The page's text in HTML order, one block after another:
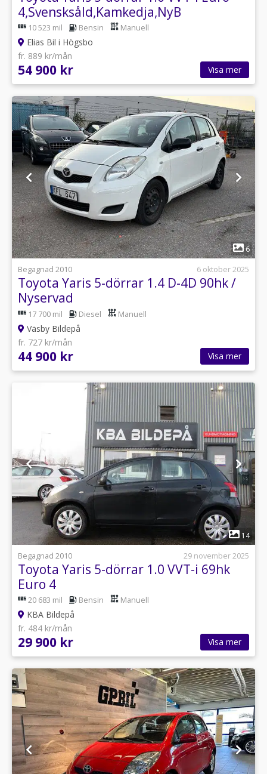
4,Svensksåld,Kamkedja,NyB
10 523 mil Bensin Manuell
Elias Bil i Högsbo
fr. 889 kr/mån
54 900 kr Visa mer
1
6
Begagnad 2010
6 oktober 2025
Toyota Yaris 5-dörrar 1.4 D-4D 90hk /
Nyservad
17 700 mil Diesel Manuell
Väsby Bildepå
fr. 727 kr/mån
44 900 kr Visa mer
14
Begagnad 2010
29 november 2025
Toyota Yaris 5-dörrar 1.0 VVT-i 69hk
Euro 4
20 683 mil Bensin Manuell
KBA Bildepå
fr. 484 kr/mån
29 900 kr Visa mer